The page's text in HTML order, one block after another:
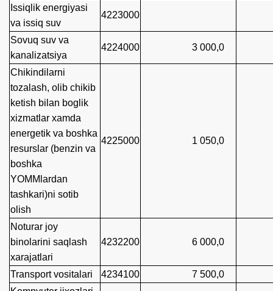
Issiqlik energiyasi
va issiq suv
4223000
Sovuq suv va
kanalizatsiya
4224000 3 000,0
Chikindilarni
tozalash, olib chikib
ketish bilan boglik
xizmatlar xamda
energetik va boshka
resurslar (benzin va
boshka
YOMMlardan
tashkari)ni sotib
olish
4225000 1 050,0
Noturar joy
binolarini saqlash
xarajatlari
4232200 6 000,0
Transport vositalari 4234100 7 500,0